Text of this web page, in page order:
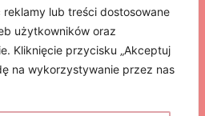
lub treści dostosowane
użytkowników oraz
Kliknięcie przycisku „Akceptuj
na wykorzystywanie przez nas